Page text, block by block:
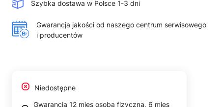
Szybka dostawa w Polsce 1-3 dni
Gwarancja jakości od naszego centrum serwisowego
i producentów
Niedostępne
Gwarancja 12 mies osoba fizyczna, 6 mies